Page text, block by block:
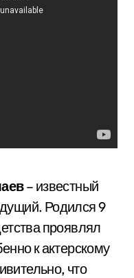
– известный
Родился 9
проявлял
к актерскому
что